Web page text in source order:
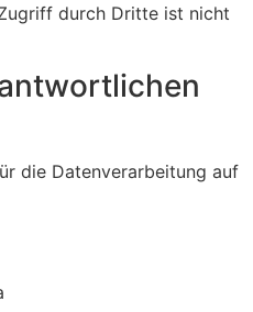
durch Dritte ist nicht
die Datenverarbeitung auf